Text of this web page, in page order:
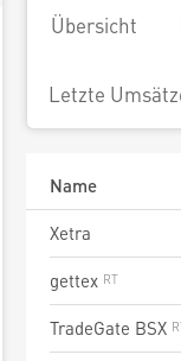
Übersicht
Letzte
Name
Xetra
gettex
TradeGate BSX